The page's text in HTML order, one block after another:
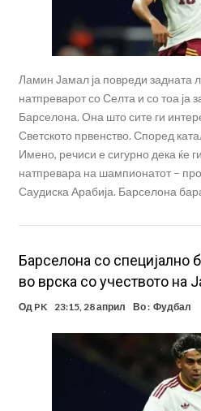
Ламин Јамал ја повреди задната
натпреварот со Селта и со тоа ја
Барселона. Она што сите ги
Светското првенство. Според
Имено, речиси е сигурно дека ќе
натпревара на шампионатот –
Саудиска Арабија. Барселона
Барселона со специјално
во врска со учеството на
Од PK 23:15, 28 април Во : Фудбал